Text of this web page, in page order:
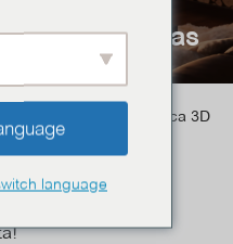
Eléctricas
/ Chimenea eléctrica 3D
3D VAP
language